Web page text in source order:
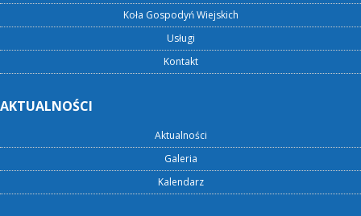
Koła Gospodyń Wiejskich
Usługi
Kontakt
AKTUALNOŚCI
Aktualności
Galeria
Kalendarz